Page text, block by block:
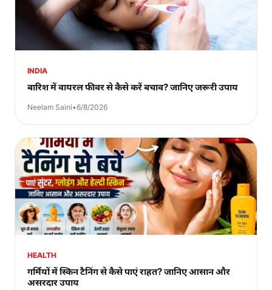
INDIA
बारिश में वायरल फीवर से कैसे करें बचाव? जानिए जरूरी उपाय
Neelam Saini•6/8/2026
HEALTH
गर्मियों में स्किन टैनिंग से कैसे पाएं राहत? जानिए आसान और
असरदार उपाय